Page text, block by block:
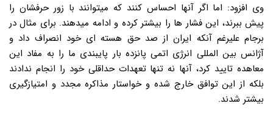
وی افزود: اما اگر آنها احساس کنند که میتوانند با زور حرفشان را
پیش ببرند، این فشار ها را بیشتر کرده و ادامه میدهند. برای مثال در
برجام علیرغم آنکه ایران از صد حق هسته ای خود انصراف داد و
آژانس بین المللی انرژی اتمی پانزده بار پایبندی ما را به مفاد این
معاهده تایید کرد، آنها نه تنها تعهدات حداقلی خود را انجام ندادند
بلکه از این توافق خارج شده و خواستار مذاکره مجدد و امتیازگیری
بیشتر شدند.